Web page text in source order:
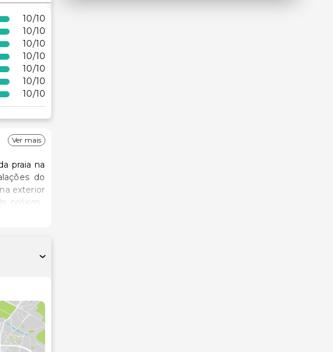
10/10
10/10
10/10
10/10
10/10
10/10
10/10
Ver mais
praia na
do
exterior
próximo